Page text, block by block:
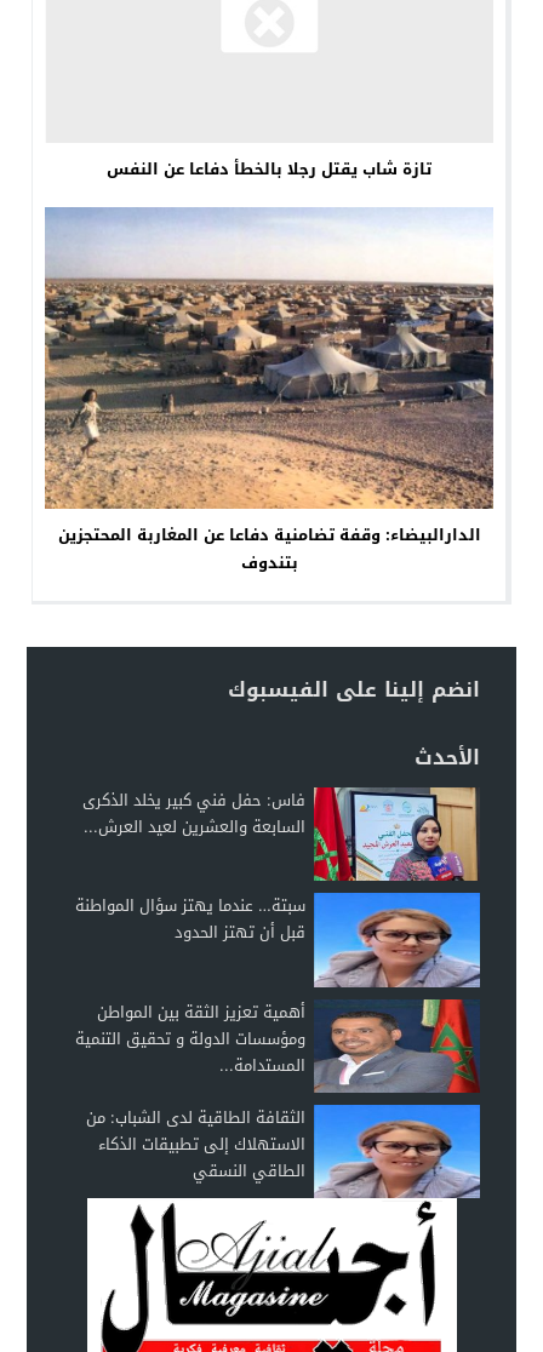
تازة شاب يقتل رجلا بالخطأ دفاعا عن النفس
الدارالبيضاء: وقفة تضامنية دفاعا عن المغاربة المحتجزين
بتندوف
انضم إلينا على الفيسبوك
الأحدث
فاس: حفل فني كبير يخلد الذكرى
السابعة والعشرين لعيد العرش...
سبتة… عندما يهتز سؤال المواطنة
قبل أن تهتز الحدود
أهمية تعزيز الثقة بين المواطن
ومؤسسات الدولة و تحقيق التنمية
المستدامة...
الثقافة الطاقية لدى الشباب: من
الاستهلاك إلى تطبيقات الذكاء
الطاقي النسقي